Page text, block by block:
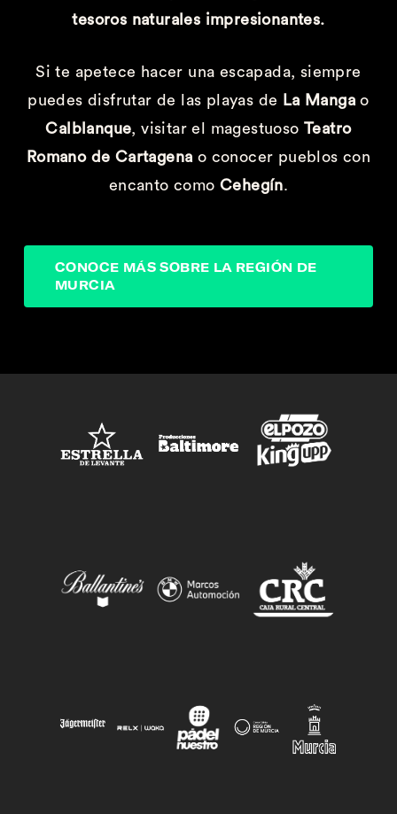
tesoros naturales impresionantes.
Si te apetece hacer una escapada, siempre
puedes disfrutar de las playas de
La Mangao
Calblanque , visitar el magestuosoTeatro
Romano de Cartagena o conocer pueblos con
encanto como Cehegín
CONOCE MÁS SOBRE LA REGIÓN DE
MURCIA